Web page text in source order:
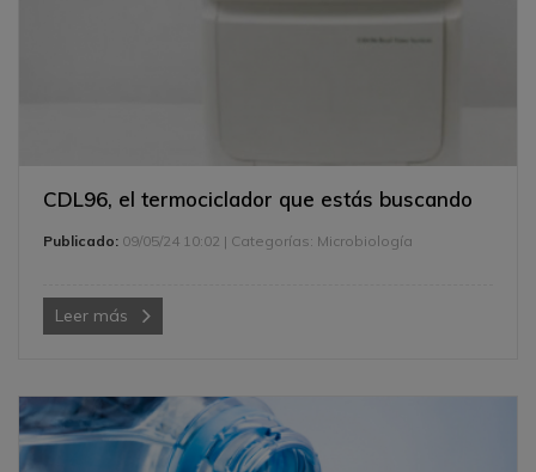
CDL96, el termociclador que estás buscando
Publicado: 09/05/24 10:02 | Categorías: Microbiología
Leer más